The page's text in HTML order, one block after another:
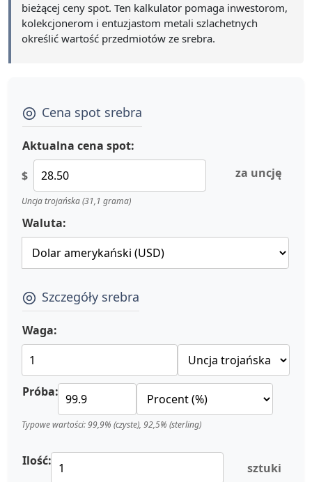
bieżącej ceny spot. Ten kalkulator pomaga inwestorom,
kolekcjonerom i entuzjastom metali szlachetnych
określić wartość przedmiotów ze srebra.
Cena spot srebra
Aktualna cena spot:
$
za uncję
Uncja trojańska (31,1 grama)
Waluta:
Szczegóły srebra
Waga:
Próba:
Typowe wartości: 99,9% (czyste), 92,5% (sterling)
Ilość: sztuki